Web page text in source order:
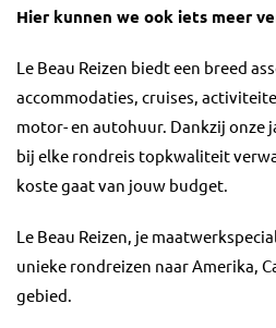
Hier kunnen we ook iets meer
Le Beau Reizen biedt een breed
accommodaties, cruises,
motor- en autohuur. Dankzij onze
bij elke rondreis topkwaliteit
koste gaat van jouw budget.
Le Beau Reizen, je
unieke rondreizen naar Amerika,
gebied.